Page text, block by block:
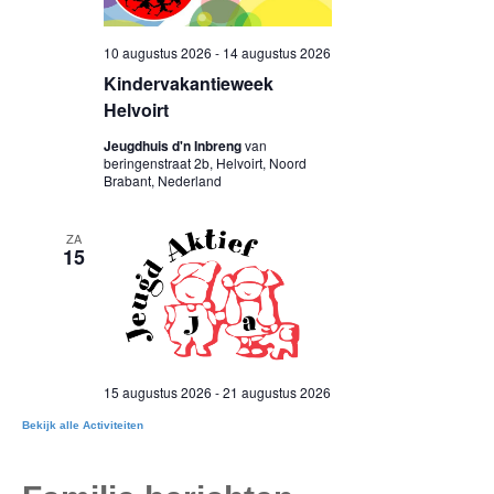
Bekijk alle Activiteiten